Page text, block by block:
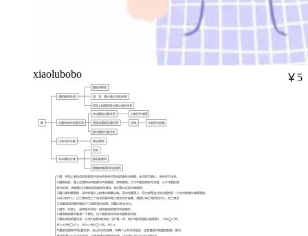
xiaolubobo ￥5